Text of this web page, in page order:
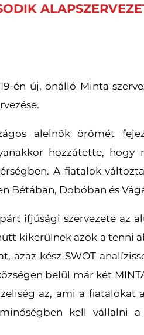
én új, önálló Minta
alelnök örömét
hozzátette, hogy
A fiatalok
Bétában, Dobóban és
ifjúsági szervezete az
kikerülnek azok a tenni
azaz kész SWOT
belül már két
az, ami a fiatalokat
kell vállalni